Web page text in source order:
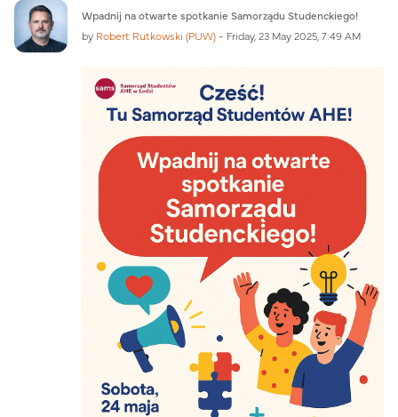
Wpadnij na otwarte spotkanie Samorządu Studenckiego!
by Robert Rutkowski (PUW) - Friday, 23 May 2025, 7:49 AM
Number of replies: 0